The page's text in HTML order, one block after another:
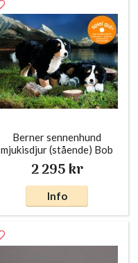
Berner sennenhund
mjukisdjur (stående) Bob
41 cm Kösen
2 295 kr
Info